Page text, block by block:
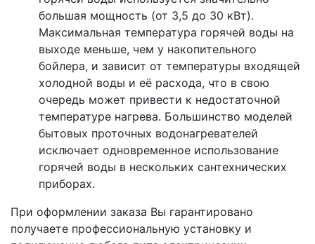
большая мощность (от 3,5 до 30 кВт).
Максимальная температура горячей воды на
выходе меньше, чем у накопительного
бойлера, и зависит от температуры входящей
холодной воды и её расхода, что в свою
очередь может привести к недостаточной
температуре нагрева. Большинство моделей
бытовых проточных водонагревателей
исключает одновременное использование
горячей воды в нескольких сантехнических
приборах.
При оформлении заказа Вы гарантировано
получаете профессиональную установку и